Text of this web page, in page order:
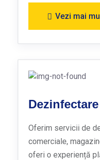
Vezi mai
Dezinfectare
Oferim servicii de
comerciale,
oferi o experiență